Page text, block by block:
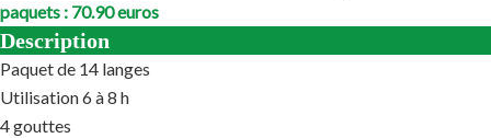
paquets : 70.90 euros
Description
Paquet de 14 langes
Utilisation 6 à 8 h
4 gouttes